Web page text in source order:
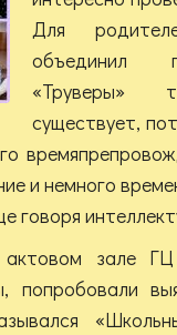
Для
объединил
«Труверы»
существует,
и немного
говоря
зале
попробовали